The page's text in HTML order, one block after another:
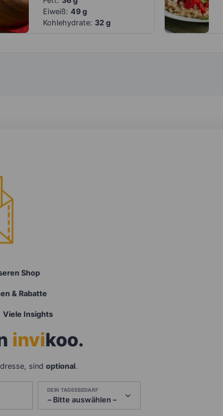
Eiweiß: 49 g
Kohlehydrate: 32 g
Shop
& Rabatte
Viele Insights
invikoo.
sind optional.
DEIN TAGESBEDARF